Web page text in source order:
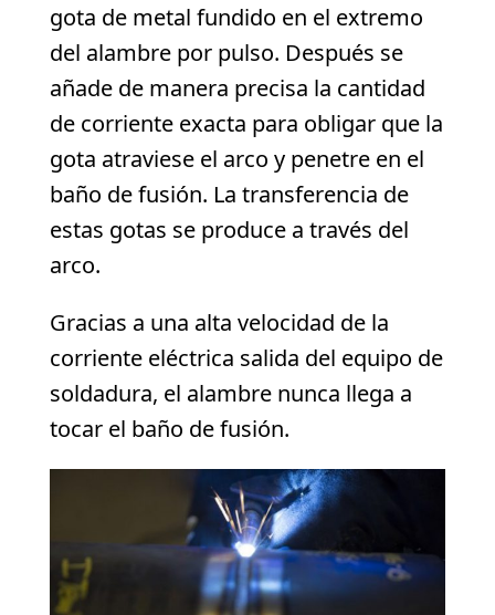
gota de metal fundido en el extremo
del alambre por pulso. Después se
añade de manera precisa la cantidad
de corriente exacta para obligar que la
gota atraviese el arco y penetre en el
baño de fusión. La transferencia de
estas gotas se produce a través del
arco.
Gracias a una alta velocidad de la
corriente eléctrica salida del equipo de
soldadura, el alambre nunca llega a
tocar el baño de fusión.